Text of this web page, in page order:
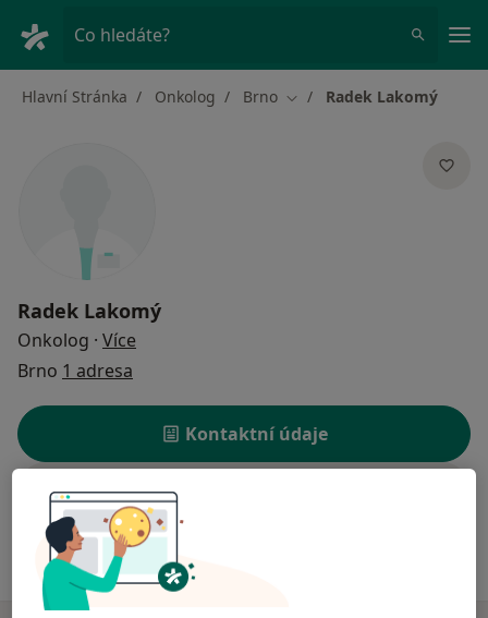
Co hledáte?
Hlavní Stránka Onkolog Brno Změna města
Radek Lakomý
Radek Lakomý
Onkolog · Více
Brno 1 adresa
Kontaktní údaje
Rezervovat termín
Ceník Adresy